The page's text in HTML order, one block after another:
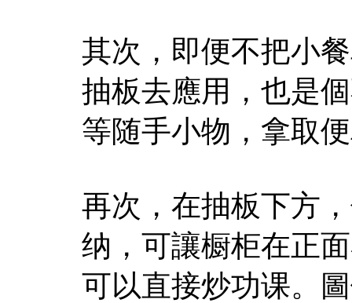
其次，即便不把小
抽板去應用，也是
等随手小物，拿取
再次，在抽板下方
纳，可讓橱柜在正
可以直接炒功课。